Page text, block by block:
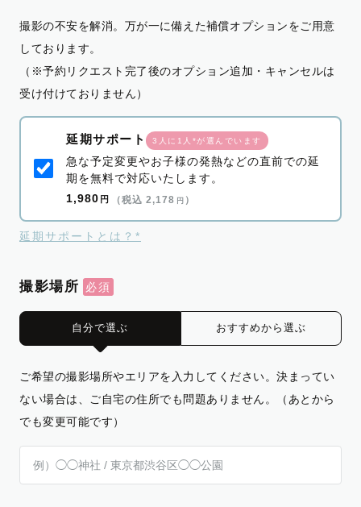
撮影の不安を解消。万が一に備えた補償オプションをご用意
しております。
（※予約リクエスト完了後のオプション追加・キャンセルは
受け付けておりません）
延期サポート 3人に1人*が選んでいます
急な予定変更やお子様の発熱などの直前での延
期を無料で対応いたします。
1,980 円 （税込 2,178 円 ）
延期サポートとは？*
撮影場所
自分で選ぶ おすすめから選ぶ
ご希望の撮影場所やエリアを入力してください。決まってい
ない場合は、ご自宅の住所でも問題ありません。（あとから
でも変更可能です）